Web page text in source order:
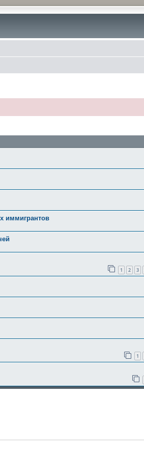
иммигрантов
1 2 3
1